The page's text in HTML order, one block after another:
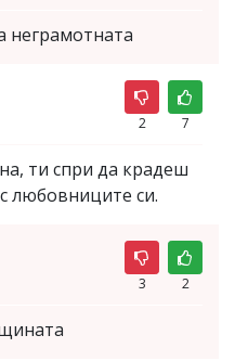
неграмотната
2 7
ти спри да крадеш
любовниците си.
3 2